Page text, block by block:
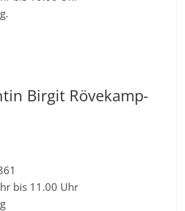
Birgit Rövekamp-
bis 11.00 Uhr